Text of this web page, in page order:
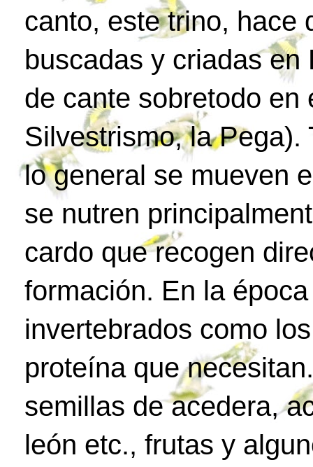
canto, este trino, hace
buscadas y criadas
de cante sobretodo en
Silvestrismo, la Pega).
lo general se mueven
se nutren
cardo que recogen
formación. En la
invertebrados como
proteína que
semillas de acedera,
león etc., frutas y